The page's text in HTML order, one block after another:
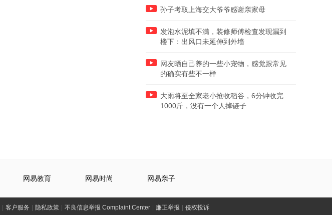
孙子考取上海交大爷爷感谢亲家母
发泡水泥填不满，装修师傅检查发现漏到
楼下：出风口未延伸到外墙
网友晒自己养的一些小宠物，感觉跟常见
的确实有些不一样
大雨将至全家老小抢收稻谷，6分钟收完
1000斤，没有一个人掉链子
网易教育 网易时尚 网易亲子
客户服务 隐私政策 不良信息举报 Complaint Center 廉正举报 侵权投诉